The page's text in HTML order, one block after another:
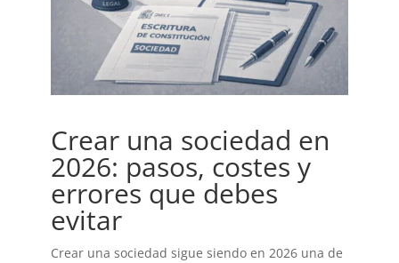
Crear una sociedad en
2026: pasos, costes y
errores que debes
evitar
Crear una sociedad sigue siendo en 2026 una de